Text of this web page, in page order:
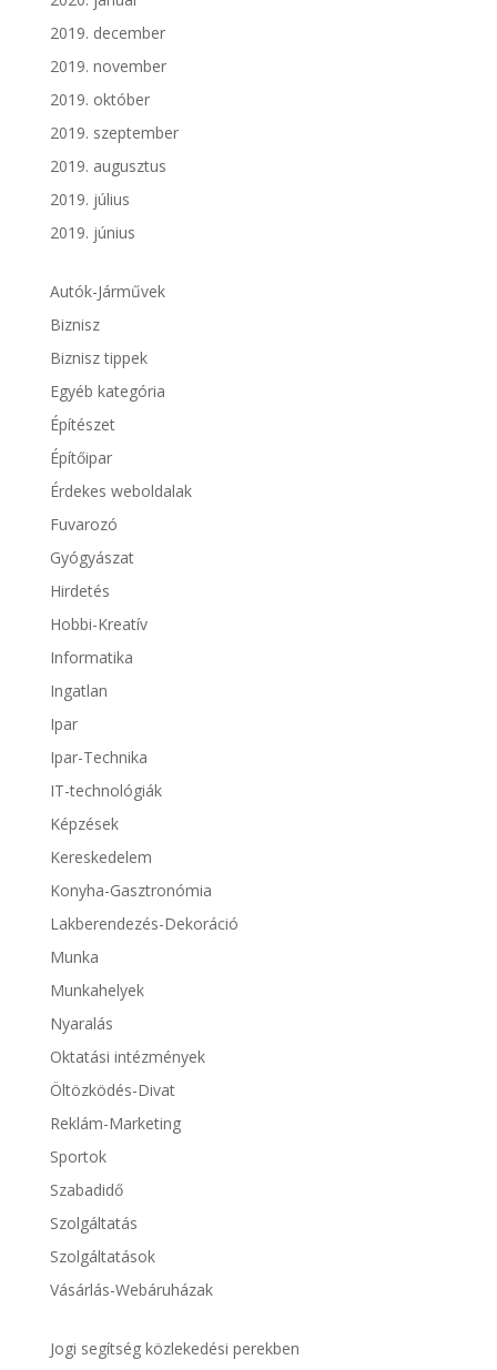
2019. december
2019. november
2019. október
2019. szeptember
2019. augusztus
2019. július
2019. június
Autók-Járművek
Biznisz
Biznisz tippek
Egyéb kategória
Építészet
Építőipar
Érdekes weboldalak
Fuvarozó
Gyógyászat
Hirdetés
Hobbi-Kreatív
Informatika
Ingatlan
Ipar
Ipar-Technika
IT-technológiák
Képzések
Kereskedelem
Konyha-Gasztronómia
Lakberendezés-Dekoráció
Munka
Munkahelyek
Nyaralás
Oktatási intézmények
Öltözködés-Divat
Reklám-Marketing
Sportok
Szabadidő
Szolgáltatás
Szolgáltatások
Vásárlás-Webáruházak
Jogi segítség közlekedési perekben